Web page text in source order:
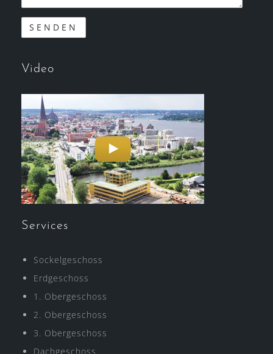
Video
Services
Sockelgeschoss
Erdgeschoss
1. Obergeschoss
2. Obergeschoss
3. Obergeschoss
Dachgeschoss